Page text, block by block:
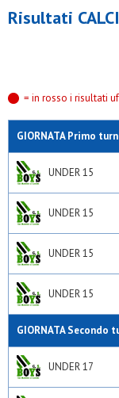
Risultati
= in rosso i risultati
GIORNATA Primo
UNDER 15
UNDER 15
UNDER 15
UNDER 15
GIORNATA Secondo
UNDER 17